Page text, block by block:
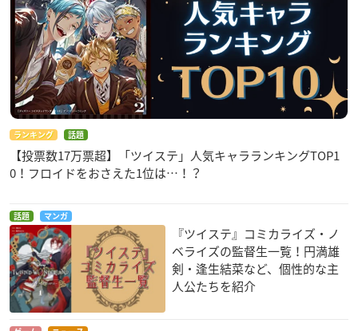
ランキング 話題
【投票数17万票超】「ツイステ」人気キャラランキングTOP1
0！フロイドをおさえた1位は…！？
話題 マンガ
『ツイステ』コミカライズ・ノ
ベライズの監督生一覧！円満雄
剣・逢生結菜など、個性的な主
人公たちを紹介